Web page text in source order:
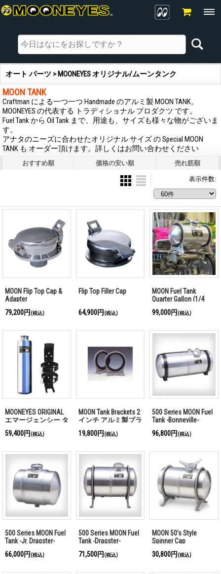
オート パーツ > MOONEYES オリジナル/ムーンタンク
MOON TANK
Craftman による一つ一つ Handmade のアルミ製 MOON TANK。
MOONEYES の代表する トラディショナル プロダクツ です。
Fuel Tank から Oil Tank まで、用途も、サイズも様々な物がございま
す。
アナタのニーズに合わせたオリジナル サイズ の Special MOON
TANK も オーダー頂けます。詳しくはお問い合わせください
おすすめ順 価格の安い順 売れ筋順
表示件数:
MOON Flip Top Cap &
Adapter
79,200円 (税込)
Flip Top Filler Cap
64,900円 (税込)
MOON Fuel Tank
Quarter Gallon (1/4
99,000円 (税込)
MOONEYES ORIGINAL
エマージェンシー タ
59,400円 (税込)
MOON Tank Brackets 2
インチ アルミ製ブラ
19,800円 (税込)
500 Series MOON Fuel
Tank -Bonneville-
96,800円 (税込)
500 Series MOON Fuel
Tank -Jr. Dragster-
66,000円 (税込)
500 Series MOON Fuel
Tank -Dragster-
71,500円 (税込)
MOON 50’s Style
Spinner Cap
30,800円 (税込)